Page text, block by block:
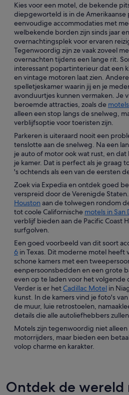
Kies voor een motel, de bekende
diepgeworteld is in de Amerikaanse
eenvoudige accommodaties met
welbekende borden zijn sinds jaar
overnachtingsplek voor ervaren
Tegenwoordig zijn ze vaak zoveel
overnachten tijdens een lange rit.
interessant popartinterieur dat een
en vintage motoren laat zien.
spelletjeskamer waarin jij en je
avonduurtjes kunnen vermaken. Je
beroemde attracties, zoals de
alleen een stop langs de snelweg,
verblijfsoptie voor toeristen zijn.
Parkeren is uiteraard nooit een
tenslotte aan de snelweg. Na een
je auto of motor ook wat rust, en dat
je kamer. Dat is perfect als je graag
's ochtends als een van de eersten
Zoek via Expedia en ontdek goed
verspreid door de Verenigde
Houston aan de tolwegen rondom
tot coole Californische motels in San
verblijf bieden aan de Pacific Coast
surfgolven.
Een goed voorbeeld van dit soort
6 in Texas. Dit moderne motel
schone kamers met een
eenpersoonsbedden en een grote
even op te laden voor het volgende
Verder is er hetCadillac Motel in
kunst. In de kamers vind je foto's
de muur, luie retrostoelen,
details die alle autoliefhebbers
Motels zijn tegenwoordig niet
motorrijders, maar bieden een
volop charme en karakter.
Ontdek de wereld